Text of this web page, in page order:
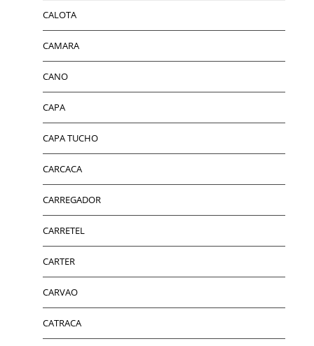
CALOTA
CAMARA
CANO
CAPA
CAPA TUCHO
CARCACA
CARREGADOR
CARRETEL
CARTER
CARVAO
CATRACA